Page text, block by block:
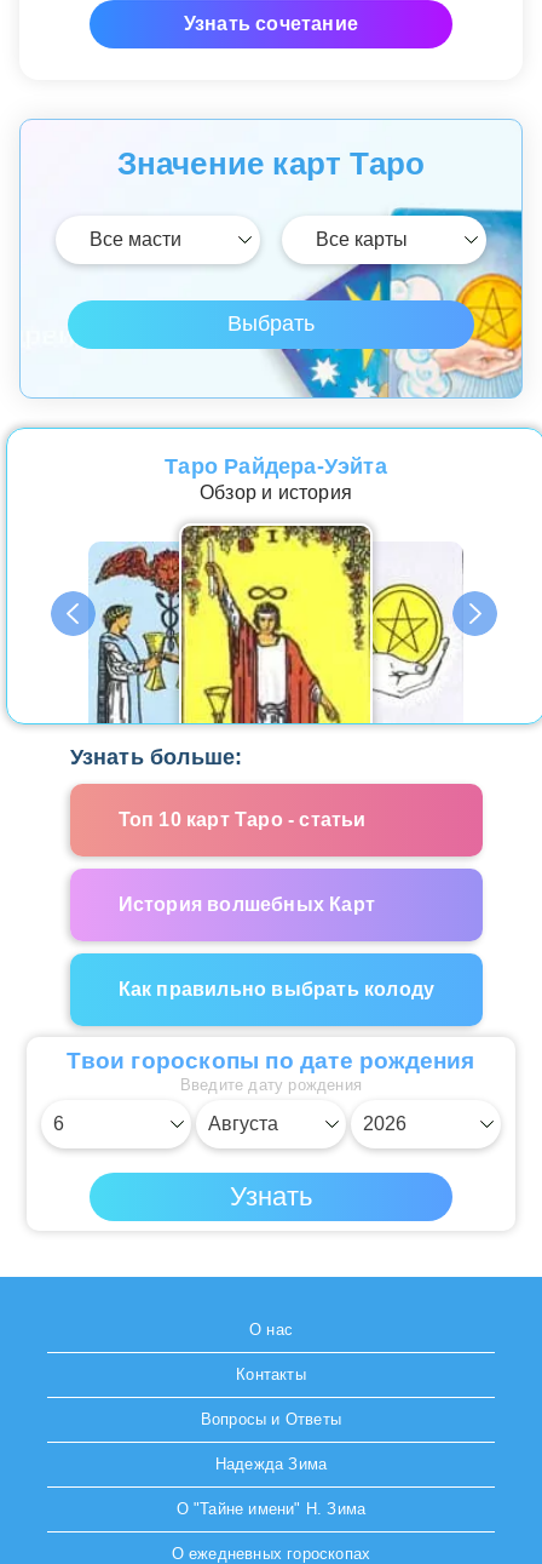
Узнать сочетание
Значение карт Таро
Таро Райдера-Уэйта
Обзор и история
Узнать больше:
Топ 10 карт Таро - статьи
История волшебных Карт
Как правильно выбрать колоду
Твои гороскопы по дате рождения
Введите дату рождения
О нас
Контакты
Вопросы и Ответы
Надежда Зима
О "Тайне имени" Н. Зима
О ежедневных гороскопах